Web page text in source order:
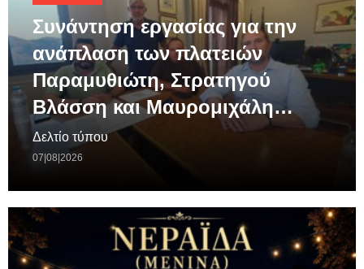
Συνάντηση εργασίας για την
ανάπλαση των πλατειών
Παραμυθιώτη, Στρατηγού
Βλάσση και Μαυρομιχάλη…
Δελτίο τύπου
07|08|2026